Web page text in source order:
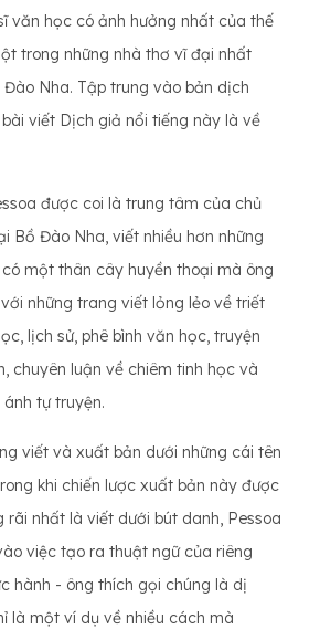
văn học có ảnh hưởng nhất của thế
trong những nhà thơ vĩ đại nhất
Nha. Tập trung vào bản dịch
viết Dịch giả nổi tiếng này là về
được coi là trung tâm của chủ
Bồ Đào Nha, viết nhiều hơn những
một thân cây huyền thoại mà ông
những trang viết lỏng lẻo về triết
lịch sử, phê bình văn học, truyện
chuyên luận về chiêm tinh học và
tự truyện.
viết và xuất bản dưới những cái tên
khi chiến lược xuất bản này được
rãi nhất là viết dưới bút danh, Pessoa
việc tạo ra thuật ngữ của riêng
hành - ông thích gọi chúng là dị
là một ví dụ về nhiều cách mà